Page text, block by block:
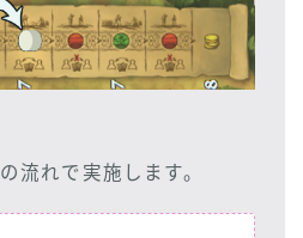
流れで実施します。